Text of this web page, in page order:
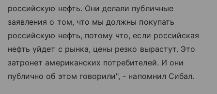
российскую нефть. Они делали публичные
заявления о том, что мы должны покупать
российскую нефть, потому что, если российская
нефть уйдет с рынка, цены резко вырастут. Это
затронет американских потребителей. И они
публично об этом говорили", - напомнил Сибал.